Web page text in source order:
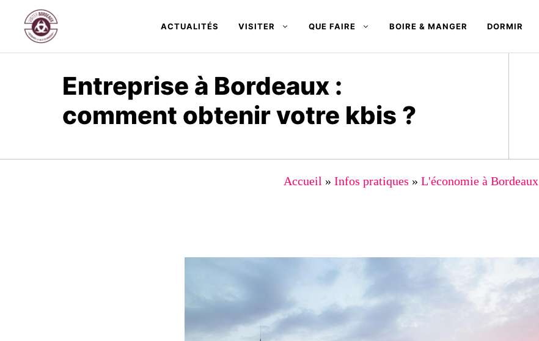
contenu
ACTUALITÉS VISITER QUE FAIRE BOIRE & MANGER DORMIR
Entreprise à Bordeaux :
comment obtenir votre kbis ?
Accueil » Infos pratiques » L'économie à Bordeaux